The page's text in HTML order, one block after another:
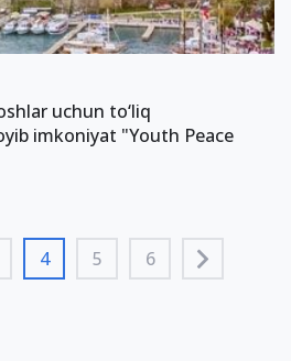
uchun to‘liq
imkoniyat "Youth Peace
4 5 6